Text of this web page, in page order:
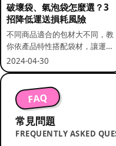
破壞袋、氣泡袋怎麼選？3
招降低運送損耗風險
不同商品適合的包材大不同，教
你依產品特性搭配袋材，讓運送
更安全。
2024-04-30
FAQ
常見問題
FREQUENTLY ASKED